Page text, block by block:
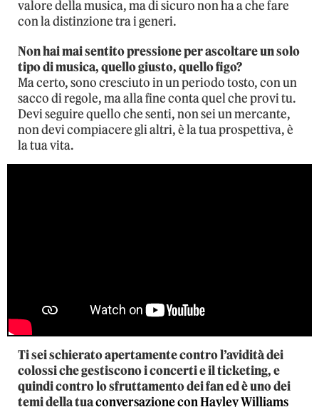
valore della musica, ma di sicuro non ha a che fare
con la distinzione tra i generi.
Non hai mai sentito pressione per ascoltare un solo
tipo di musica, quello giusto, quello figo?
Ma certo, sono cresciuto in un periodo tosto, con un
sacco di regole, ma alla fine conta quel che provi tu.
Devi seguire quello che senti, non sei un mercante,
non devi compiacere gli altri, è la tua prospettiva, è
la tua vita.
Ti sei schierato apertamente contro l’avidità dei
colossi che gestiscono i concerti e il ticketing, e
quindi contro lo sfruttamento dei fan ed è uno dei
temi della tuaconversazione con Hayley Williams